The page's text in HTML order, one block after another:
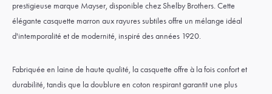
prestigieuse marque Mayser, disponible chez Shelby Brothers. Cette
élégante casquette marron aux rayures subtiles offre un mélange idéal
d'intemporalité et de modernité, inspiré des années 1920.
Fabriquée en laine de haute qualité, la casquette offre à la fois confort et
durabilité, tandis que la doublure en coton respirant garantit une plus